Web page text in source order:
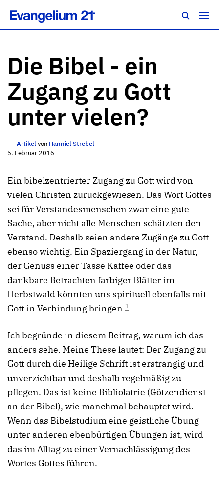
Die Bibel - ein
Zugang zu Gott
unter vielen?
Artikelvon Hanniel Strebel
5. Februar 2016
Ein bibelzentrierter Zugang zu Gott wird von
vielen Christen zurückgewiesen. Das Wort Gottes
sei für Verstandesmenschen zwar eine gute
Sache, aber nicht alle Menschen schätzten den
Verstand. Deshalb seien andere Zugänge zu Gott
ebenso wichtig. Ein Spaziergang in der Natur,
der Genuss einer Tasse Kaffee oder das
dankbare Betrachten farbiger Blätter im
Herbstwald könnten uns spirituell ebenfalls mit
Gott in Verbindung bringen.1
Ich begründe in diesem Beitrag, warum ich das
anders sehe. Meine These lautet: Der Zugang zu
Gott durch die Heilige Schrift ist erstrangig und
unverzichtbar und deshalb regelmäßig zu
pflegen. Das ist keine Bibliolatrie (Götzendienst
an der Bibel), wie manchmal behauptet wird.
Wenn das Bibelstudium eine geistliche Übung
unter anderen ebenbürtigen Übungen ist, wird
das im Alltag zu einer Vernachlässigung des
Wortes Gottes führen.